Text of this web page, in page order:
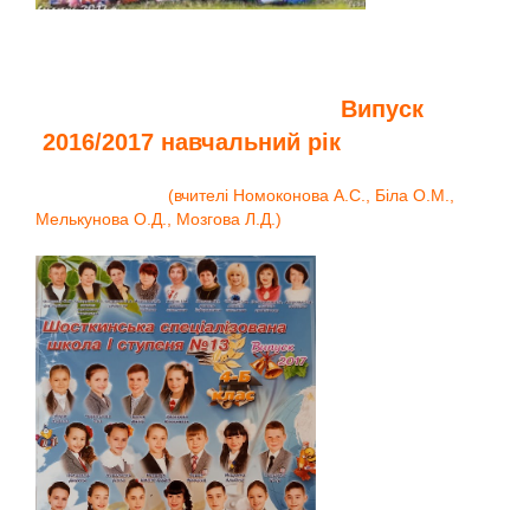
Випуск
2016/2017 навчальний рік
(вчителі Номоконова А.С., Біла О.М.,
Мелькунова О.Д., Мозгова Л.Д.)